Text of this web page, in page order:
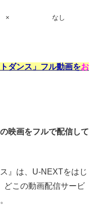
× なし
ダンス」フル動画をお
映画をフルで配信して
』は、U-NEXTをはじ
どこの動画配信サービ